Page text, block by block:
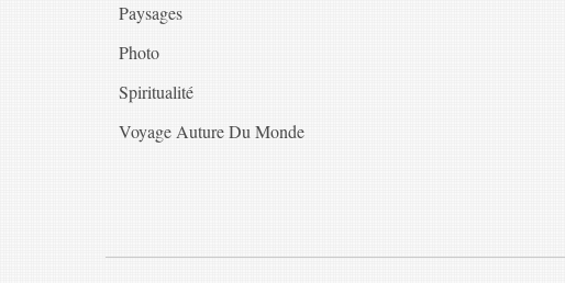
Paysages
Photo
Spiritualité
Voyage Auture Du Monde